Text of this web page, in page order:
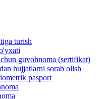
turish
guvohnoma (sertifikat)
hujjatlarni sorab olish
pasport